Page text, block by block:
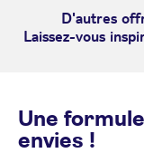
D'autres
Laissez-vous
Une
envies !